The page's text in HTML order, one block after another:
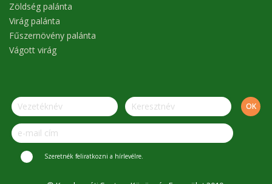
Zöldség palánta
Virág palánta
Fűszernövény palánta
Vágott virág
Szeretnék feliratkozni a hírlevélre.